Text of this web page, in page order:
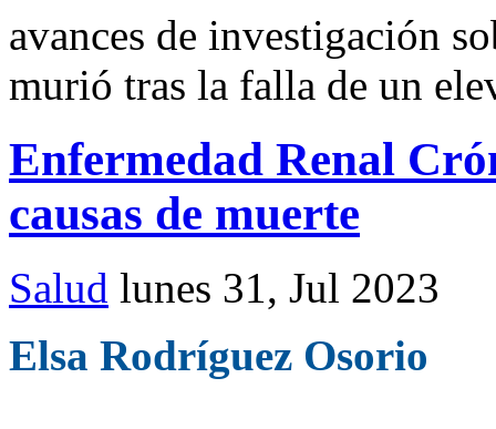
avances de investigación
murió tras la falla de un
Enfermedad Renal
causas de muerte
Salud lunes 31, Jul 2023
Elsa Rodríguez Osorio